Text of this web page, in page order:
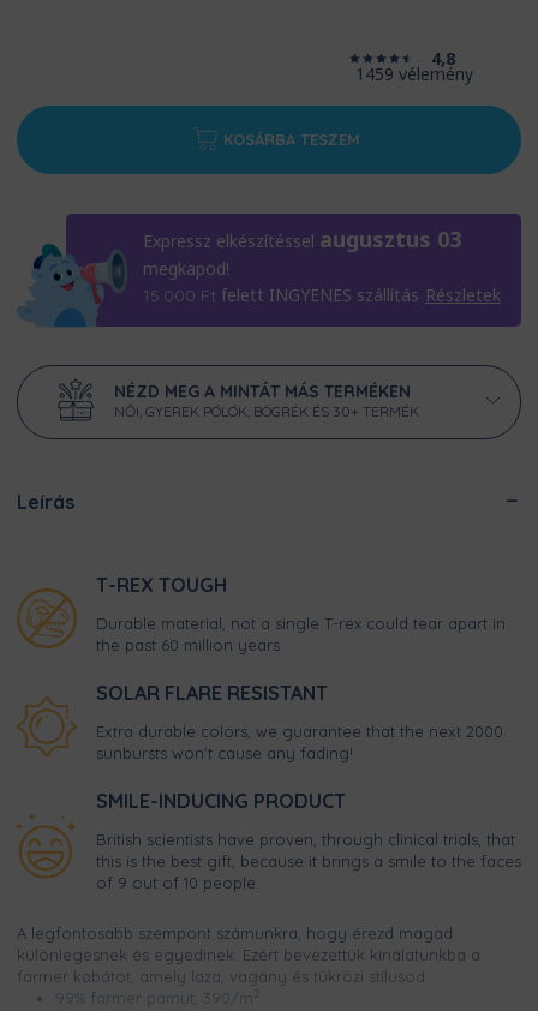
4,8
1459 vélemény
KOSÁRBA TESZEM
Expressz elkészítéssel augusztus 03
megkapod!
15.000 Ft felett INGYENES szállítás Részletek
NÉZD MEG A MINTÁT MÁS TERMÉKEN
NŐI, GYEREK PÓLÓK, BÖGRÉK ÉS 30+ TERMÉK
Leírás
T-REX TOUGH
Durable material, not a single T-rex could tear apart in
the past 60 million years
SOLAR FLARE RESISTANT
Extra durable colors, we guarantee that the next 2000
sunbursts won't cause any fading!
SMILE-INDUCING PRODUCT
British scientists have proven, through clinical trials, that
this is the best gift, because it brings a smile to the faces
of 9 out of 10 people.
A legfontosabb szempont számunkra, hogy érezd magad
különlegesnek és egyedinek. Ezért bevezettük kínálatunkba a
farmer kabátot, amely laza, vagány és tükrözi stílusod.
99% farmer pamut, 390/m